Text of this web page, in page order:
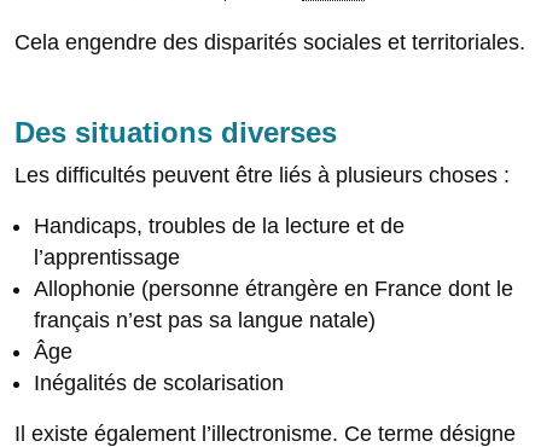
Cela engendre des disparités sociales et territoriales.
Des situations diverses
Les difficultés peuvent être liés à plusieurs choses :
Handicaps, troubles de la lecture et de
l’apprentissage
Allophonie (personne étrangère en France dont le
français n’est pas sa langue natale)
Âge
Inégalités de scolarisation
Il existe également l’illectronisme. Ce terme désigne